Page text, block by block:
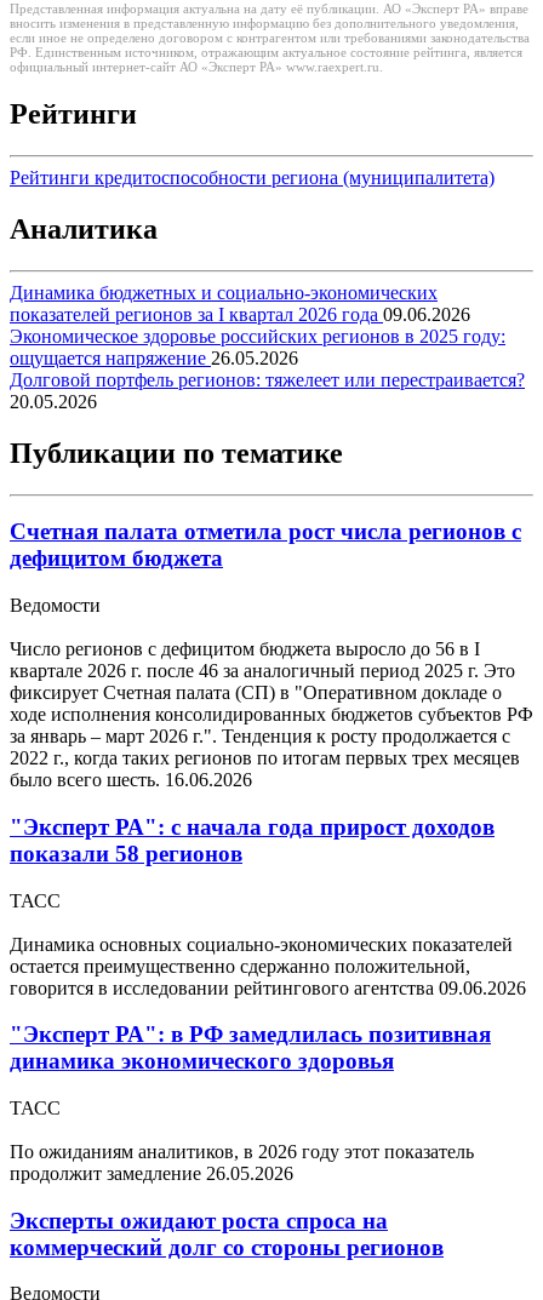
Представленная информация актуальна на дату её публикации. АО «Эксперт РА» вправе
вносить изменения в представленную информацию без дополнительного уведомления,
если иное не определено договором с контрагентом или требованиями законодательства
РФ. Единственным источником, отражающим актуальное состояние рейтинга, является
официальный интернет-сайт АО «Эксперт РА» www.raexpert.ru.
Рейтинги
Рейтинги кредитоспособности региона (муниципалитета)
Аналитика
Динамика бюджетных и социально-экономических
показателей регионов за I квартал 2026 года 09.06.2026
Экономическое здоровье российских регионов в 2025 году:
ощущается напряжение 26.05.2026
Долговой портфель регионов: тяжелеет или перестраивается?
20.05.2026
Публикации по тематике
Счетная палата отметила рост числа регионов с
дефицитом бюджета
Ведомости
Число регионов с дефицитом бюджета выросло до 56 в I
квартале 2026 г. после 46 за аналогичный период 2025 г. Это
фиксирует Счетная палата (СП) в "Оперативном докладе о
ходе исполнения консолидированных бюджетов субъектов РФ
за январь – март 2026 г.". Тенденция к росту продолжается с
2022 г., когда таких регионов по итогам первых трех месяцев
было всего шесть. 16.06.2026
"Эксперт РА": с начала года прирост доходов
показали 58 регионов
ТАСС
Динамика основных социально-экономических показателей
остается преимущественно сдержанно положительной,
говорится в исследовании рейтингового агентства 09.06.2026
"Эксперт РА": в РФ замедлилась позитивная
динамика экономического здоровья
ТАСС
По ожиданиям аналитиков, в 2026 году этот показатель
продолжит замедление 26.05.2026
Эксперты ожидают роста спроса на
коммерческий долг со стороны регионов
Ведомости